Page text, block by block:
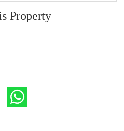
Property